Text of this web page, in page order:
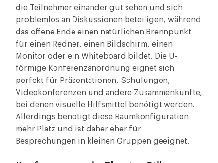
die Teilnehmer einander gut sehen und sich
problemlos an Diskussionen beteiligen, während
das offene Ende einen natürlichen Brennpunkt
für einen Redner, einen Bildschirm, einen
Monitor oder ein Whiteboard bildet. Die U-
förmige Konferenzanordnung eignet sich
perfekt für Präsentationen, Schulungen,
Videokonferenzen und andere Zusammenkünfte,
bei denen visuelle Hilfsmittel benötigt werden.
Allerdings benötigt diese Raumkonfiguration
mehr Platz und ist daher eher für
Besprechungen in kleinen Gruppen geeignet.